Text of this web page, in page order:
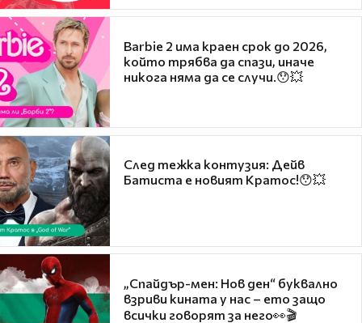
Barbie 2 има краен срок до 2026,
който трябва да спази, иначе
никога няма да се случи.😯💥
След тежка контузия: Дейв
Батиста е новият Кратос!😯💥
„Спайдър-мен: Нов ден“ буквално
взриви кината у нас – ето защо
всички говорят за него👀🎬